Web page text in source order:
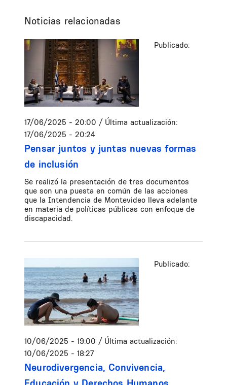
Noticias relacionadas
Publicado:
17/06/2025 - 20:00 / Última actualización:
17/06/2025 - 20:24
Pensar juntos y juntas nuevas formas
de inclusión
Se realizó la presentación de tres documentos
que son una puesta en común de las acciones
que la Intendencia de Montevideo lleva adelante
en materia de políticas públicas con enfoque de
discapacidad.
Publicado:
10/06/2025 - 19:00 / Última actualización:
10/06/2025 - 18:27
Neurodivergencia, Convivencia,